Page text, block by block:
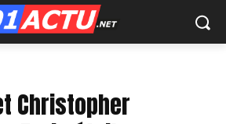
Christopher